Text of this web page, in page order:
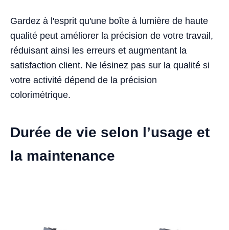
Gardez à l'esprit qu'une boîte à lumière de haute
qualité peut améliorer la précision de votre travail,
réduisant ainsi les erreurs et augmentant la
satisfaction client. Ne lésinez pas sur la qualité si
votre activité dépend de la précision
colorimétrique.
Durée de vie selon l’usage et
la maintenance